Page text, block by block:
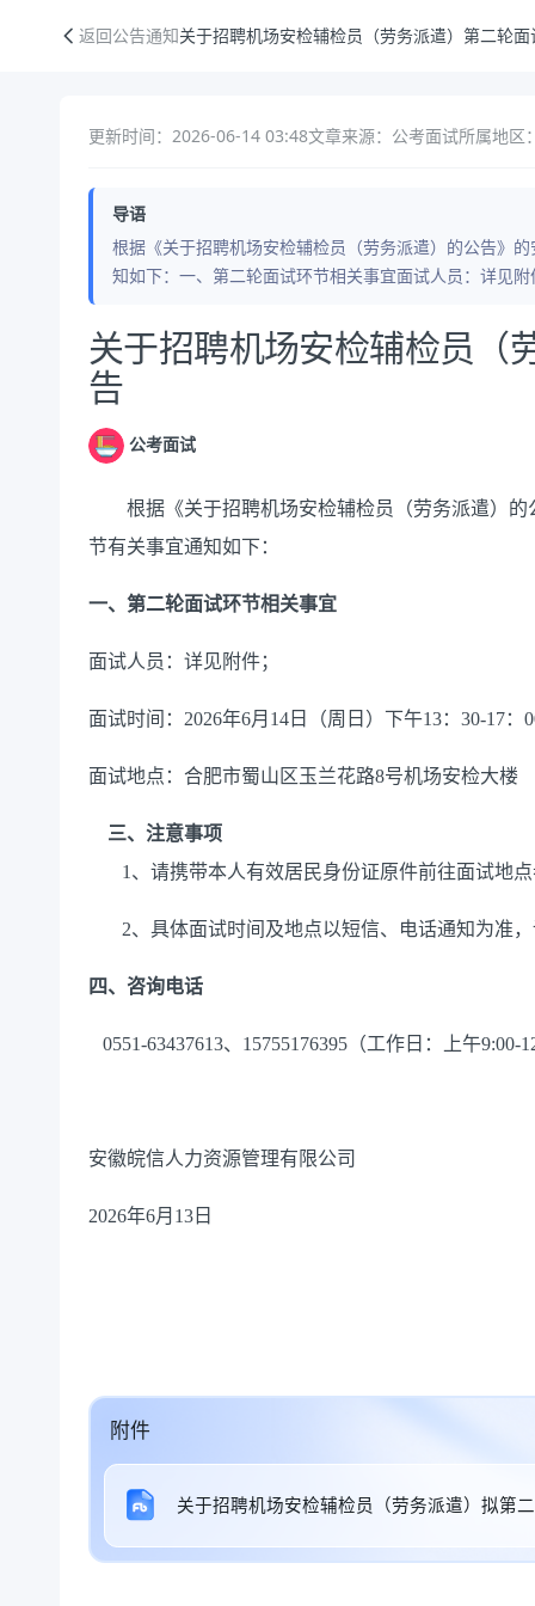
返回公告通知关于招聘机场安检辅检员（劳务派遣）第二轮
更新时间：2026-06-14 03:48文章来源：公考面试所属地区
导语
根据《关于招聘机场安检辅检员（劳务派遣）的公告》
知如下：一、第二轮面试环节相关事宜面试人员：详见
公告正文
关于招聘机场安检辅检员（
告
公考面试
根据《关于招聘机场安检辅检员（劳务派遣）
节有关事宜通知如下：
一、第二轮面试环节相关事宜
面试人员：详见附件；
面试时间： 2026年6月 14 日（周 日 ） 下午13：30-17：
面试地点 ： 合肥市蜀山区玉兰花路8号机场安检大楼
三、 注意事项
1、 请携带本人有效居民身份证原件前往面试地
2、具体面试时间及地点以短信、电话通知为准
四、咨询电话
0551-63437613、15755176395 （工作日：上午9:00-
安徽皖信人力资源管理有限公司
2026年6月 13 日
附件
关于招聘机场安检辅检员（劳务派遣）拟第